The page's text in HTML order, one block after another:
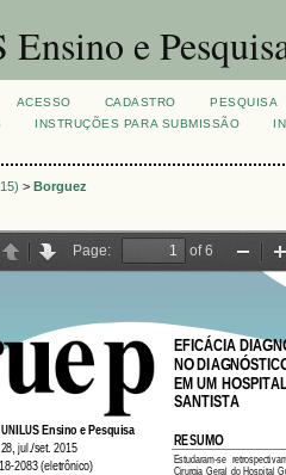
e
ACESSO CADASTRO
PESQUISA
INSTRUÇÕES PARA SUBMISSÃO
> Borguez